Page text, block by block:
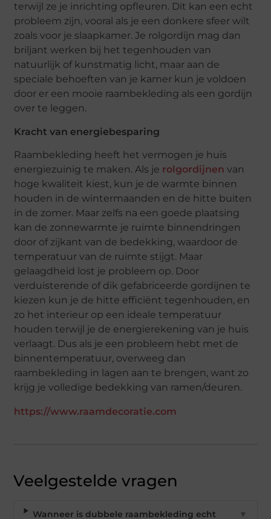
terwijl ze je inrichting opfleuren. Dit kan een echt
probleem zijn, vooral als je een donkere sfeer wilt
zoals voor je slaapkamer. Je rolgordijn mag dan
briljant werken bij het tegenhouden van
natuurlijk of kunstmatig licht, maar aan de
speciale behoeften van je kamer kun je voldoen
door er een mooie raambekleding als een gordijn
over te leggen.
Kracht van energiebesparing
Raambekleding heeft het vermogen je huis
energiezuinig te maken. Als je rolgordijnen van
hoge kwaliteit kiest, kun je de warmte binnen
houden in de wintermaanden en de hitte buiten
in de zomer. Maar zelfs na een goede plaatsing
kan de zonnewarmte je ruimte binnendringen
door of zijkant van de bedekking, waardoor de
temperatuur van de ruimte stijgt. Maar
gelaagdheid lost je probleem op. Door
verduisterende of dik gefabriceerde gordijnen te
kiezen kun je de hitte efficiënt tegenhouden, en
zo het interieur op een ideale temperatuur
houden terwijl je de energierekening van je huis
verlaagt. Dus als je een probleem hebt met de
binnentemperatuur, overweeg dan
raambekleding in lagen aan te brengen, want zo
krijg je volledige bedekking van ramen/deuren.
https://www.raamdecoratie.com
Veelgestelde vragen
Wanneer is dubbele raambekleding echt ▼